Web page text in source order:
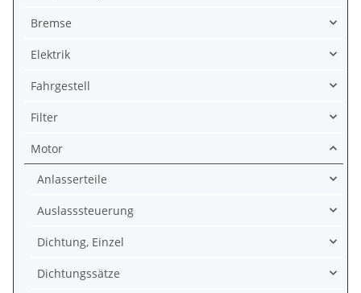
Bremse
Elektrik
Fahrgestell
Filter
Motor
Anlasserteile
Auslasssteuerung
Dichtung, Einzel
Dichtungssätze